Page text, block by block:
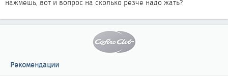
нажмешь, вот и вопрос на сколько резче надо жать?
Рекомендации